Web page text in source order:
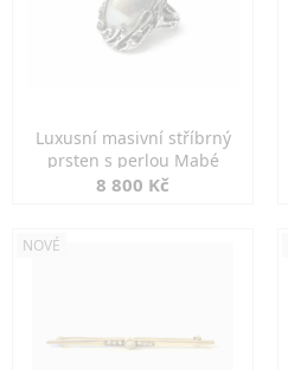
Luxusní masivní stříbrný
prsten s perlou Mabé
8 800 Kč
NOVÉ